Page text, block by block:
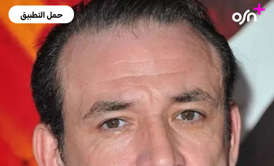
حمل التطبيق